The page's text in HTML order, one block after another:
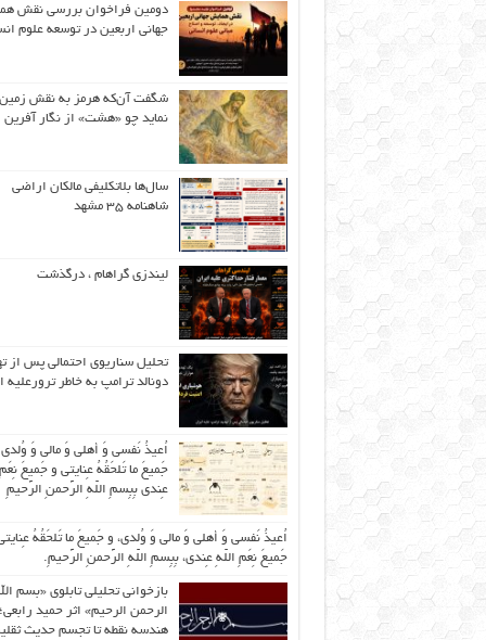
دومین فراخوان بررسی نقش
جهانی اربعین در توسعه علوم
شگفت آن‌که هرمز به نقش زمین
نماید چو «هشت» از نگار آفرین
سال‌ها بلاتکلیفی مالکان اراضی
شاهنامه ۳۵ مشهد
لیندزی گراهام ، درگذشت
تحلیل سناریوی احتمالی پس از
دونالد ترامپ به خاطر ترورعلیه
اُعیذُ نَفسی وَ أهلی وَ مالی وَ
جَمیعَ ما تَلحَقُهُ عِنایتی و جَمیعَ نِعَمِ
عِندی بِبِسمِ اللّهِ الرَّحمنِ الرَّحیمِ
اُعیذُ نَفسی وَ أهلی وَ مالی وَ وُلدی، و جَمیعَ ما تَلحَقُهُ
جَمیعَ نِعَمِ اللّهِ عِندی، بِبِسمِ اللّهِ الرَّحمنِ الرَّحیمِ.
بازخوانی تحلیلی تابلوی «بسم
الرحمن الرحیم» اثر حمید رابعی؛
هندسه نقطه تا تجسم حدیث